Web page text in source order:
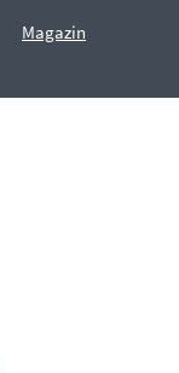
Magazin